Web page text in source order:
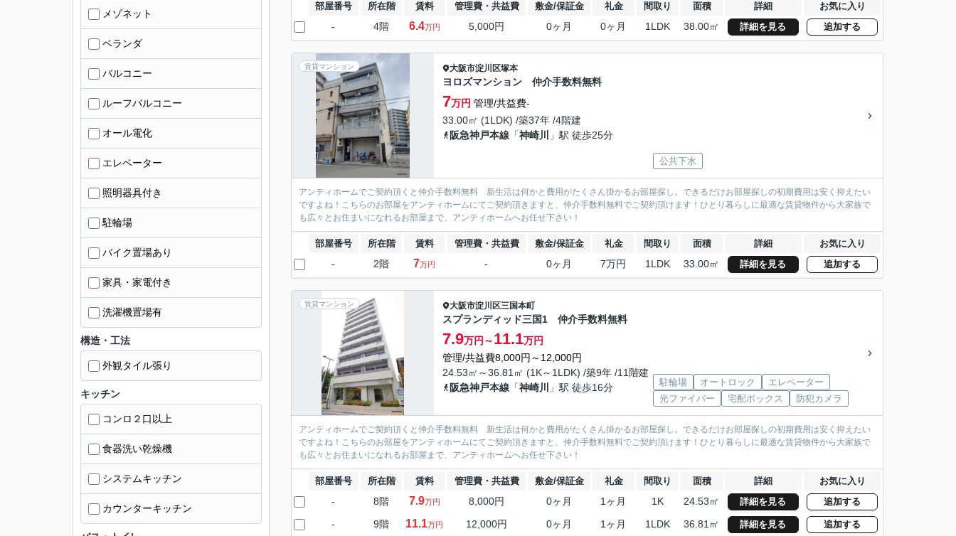
部屋番号 所在階 賃料 管理費・共益費 敷金/保証金 礼金 間取り 面積 詳細 お気に入り
- 4階 6.4万円 5,000円 0ヶ月 0ヶ月 1LDK 38.00㎡ 詳細を見る 追加する
賃貸マンション 大阪市淀川区塚本
ヨロズマンション 仲介手数料無料
7万円 管理/共益費-
33.00㎡ (1LDK) /築37年 /4階建
阪急神戸本線 「神崎川 」駅 徒歩25分
公共下水
アンティホームでご契約頂くと仲介手数料無料 新生活は何かと費用がたくさん掛かるお部屋探し。できるだけお部屋探しの初期費用は安く抑えたい
ですよね！こちらのお部屋をアンティホームにてご契約頂きますと、仲介手数料無料でご契約頂けます！ひとり暮らしに最適な賃貸物件から大家族で
も広々とお住まいになれるお部屋まで、アンティホームへお任せ下さい！
部屋番号 所在階 賃料 管理費・共益費 敷金/保証金 礼金 間取り 面積 詳細 お気に入り
- 2階 7万円 - 0ヶ月 7万円 1LDK 33.00㎡ 詳細を見る 追加する
賃貸マンション 大阪市淀川区三国本町
スプランディッド三国1 仲介手数料無料
7.9万円～11.1万円
管理/共益費8,000円～12,000円
24.53㎡～36.81㎡ (1K～1LDK) /築9年 /11階建
阪急神戸本線 「神崎川 」駅 徒歩16分 駐輪場 オートロック
エレベーター
光ファイバー
宅配ボックス 防犯カメラ
アンティホームでご契約頂くと仲介手数料無料 新生活は何かと費用がたくさん掛かるお部屋探し。できるだけお部屋探しの初期費用は安く抑えたい
ですよね！こちらのお部屋をアンティホームにてご契約頂きますと、仲介手数料無料でご契約頂けます！ひとり暮らしに最適な賃貸物件から大家族で
も広々とお住まいになれるお部屋まで、アンティホームへお任せ下さい！
部屋番号 所在階 賃料 管理費・共益費 敷金/保証金 礼金 間取り 面積 詳細 お気に入り
- 8階 7.9万円 8,000円 0ヶ月 1ヶ月 1K 24.53㎡ 詳細を見る 追加する
- 9階 11.1万円 12,000円 0ヶ月 1ヶ月 1LDK 36.81㎡ 詳細を見る 追加する
メゾネット
ベランダ
バルコニー
ルーフバルコニー
オール電化
エレベーター
照明器具付き
駐輪場
バイク置場あり
家具・家電付き
洗濯機置場有
構造・工法
外観タイル張り
キッチン
コンロ２口以上
食器洗い乾燥機
システムキッチン
カウンターキッチン